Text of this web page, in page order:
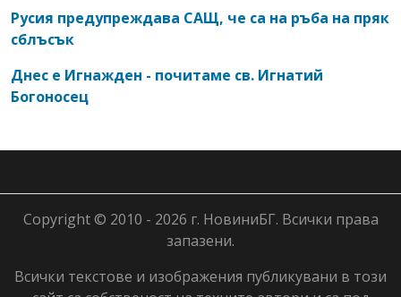
Русия предупреждава САЩ, че са на ръба на пряк
сблъсък
Днес е Игнажден - почитаме св. Игнатий
Богоносец
Copyright © 2010 - 2026 г. НовиниБГ. Всички права
запазени.
Всички текстове и изображения публикувани в този